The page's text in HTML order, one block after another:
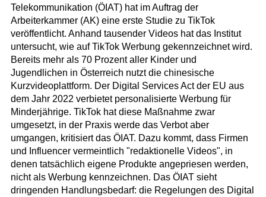
Telekommunikation (ÖIAT) hat im Auftrag der
Arbeiterkammer (AK) eine erste Studie zu TikTok
veröffentlicht. Anhand tausender Videos hat das Institut
untersucht, wie auf TikTok Werbung gekennzeichnet wird.
Bereits mehr als 70 Prozent aller Kinder und
Jugendlichen in Österreich nutzt die chinesische
Kurzvideoplattform. Der Digital Services Act der EU aus
dem Jahr 2022 verbietet personalisierte Werbung für
Minderjährige. TikTok hat diese Maßnahme zwar
umgesetzt, in der Praxis werde das Verbot aber
umgangen, kritisiert das ÖIAT. Dazu kommt, dass Firmen
und Influencer vermeintlich "redaktionelle Videos", in
denen tatsächlich eigene Produkte angepriesen werden,
nicht als Werbung kennzeichnen. Das ÖIAT sieht
dringenden Handlungsbedarf: die Regelungen des Digital